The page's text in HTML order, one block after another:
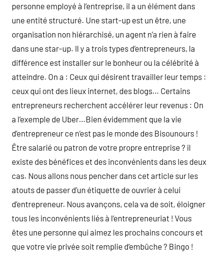
personne employé à l’entreprise, il a un élément dans
une entité structuré. Une start-up est un être, une
organisation non hiérarchisé, un agent n’a rien à faire
dans une star-up. Il y a trois types d’entrepreneurs, la
différence est installer sur le bonheur ou la célébrité à
atteindre. On a : Ceux qui désirent travailler leur temps :
ceux qui ont des lieux internet, des blogs… Certains
entrepreneurs recherchent accélérer leur revenus : On
a l’exemple de Uber…Bien évidemment que la vie
d’entrepreneur ce n’est pas le monde des Bisounours !
Être salarié ou patron de votre propre entreprise ? il
existe des bénéfices et des inconvénients dans les deux
cas. Nous allons nous pencher dans cet article sur les
atouts de passer d’un étiquette de ouvrier à celui
d’entrepreneur. Nous avançons, cela va de soit, éloigner
tous les inconvénients liés à l’entrepreneuriat ! Vous
êtes une personne qui aimez les prochains concours et
que votre vie privée soit remplie d’embûche ? Bingo !